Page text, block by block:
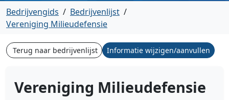
Bedrijvengids / Bedrijvenlijst /
Vereniging Milieudefensie
Terug naar bedrijvenlijst Informatie wijzigen/aanvullen
Vereniging Milieudefensie